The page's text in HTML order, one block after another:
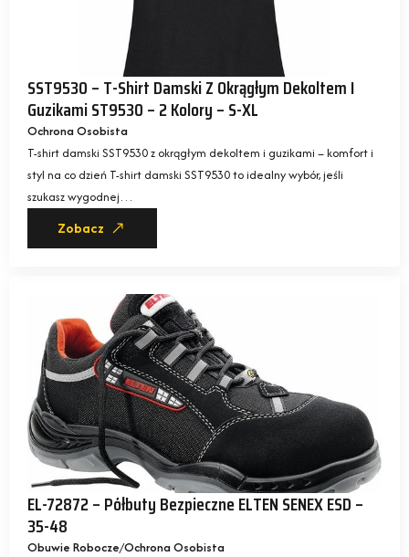
SST9530 – T-Shirt Damski Z Okrągłym Dekoltem I
Guzikami ST9530 – 2 Kolory – S-XL
Ochrona Osobista
T-shirt damski SST9530 z okrągłym dekoltem i guzikami – komfort i
styl na co dzień T-shirt damski SST9530 to idealny wybór, jeśli
szukasz wygodnej…
Zobacz
EL-72872 – Półbuty Bezpieczne ELTEN SENEX ESD –
35-48
Obuwie Robocze Ochrona Osobista